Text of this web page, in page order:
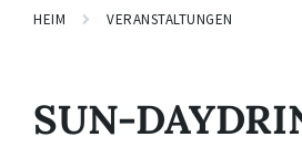
HEIM VERANSTALTUNGEN
SUN-